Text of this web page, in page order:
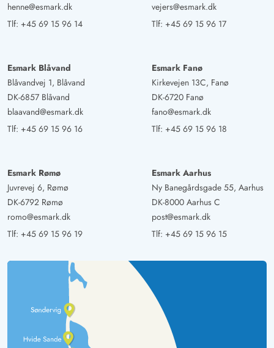
henne@esmark.dk
Tlf: +45 69 15 96 14
vejers@esmark.dk
Tlf: +45 69 15 96 17
Esmark Blåvand
Blåvandvej 1, Blåvand
DK-6857 Blåvand
blaavand@esmark.dk
Tlf: +45 69 15 96 16
Esmark Fanø
Kirkevejen 13C, Fanø
DK-6720 Fanø
fano@esmark.dk
Tlf: +45 69 15 96 18
Esmark Rømø
Juvrevej 6, Rømø
DK-6792 Rømø
romo@esmark.dk
Tlf: +45 69 15 96 19
Esmark Aarhus
Ny Banegårdsgade 55, Aarhus
DK-8000 Aarhus C
post@esmark.dk
Tlf: +45 69 15 96 15